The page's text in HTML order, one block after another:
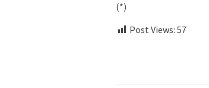
(*)
Post Views: 57